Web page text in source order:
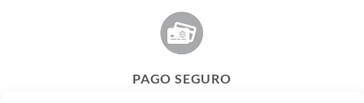
PAGO SEGURO